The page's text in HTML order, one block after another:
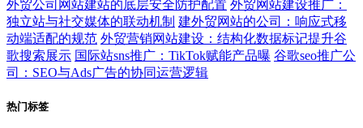
外贸公司网站建站的底层安全防护配置 外贸网站建设推广：
独立站与社交媒体的联动机制 建外贸网站的公司：响应式移
动端适配的规范 外贸营销网站建设：结构化数据标记提升谷
歌搜索展示 国际站sns推广：TikTok赋能产品曝 谷歌seo推广公
司：SEO与Ads广告的协同运营逻辑
热门标签